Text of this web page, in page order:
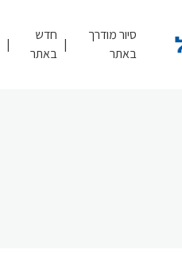
סיור מודרך
באתר
חדש
באתר